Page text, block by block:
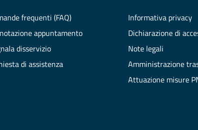
frequenti (FAQ)
appuntamento
disservizio
di assistenza
Informativa privacy
Dichiarazione di
Note legali
Amministrazione
Attuazione misure